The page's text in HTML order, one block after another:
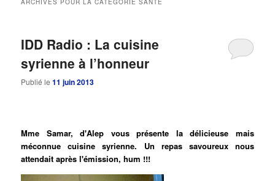
ARCHIVES POUR LA CATÉGORIESANTÉ
IDD Radio : La cuisine
syrienne à l’honneur
Publié le11 juin 2013
Mme Samar, d'Alep vous présente la délicieuse mais
méconnue cuisine syrienne. Un repas savoureux nous
attendait après l'émission, hum !!!